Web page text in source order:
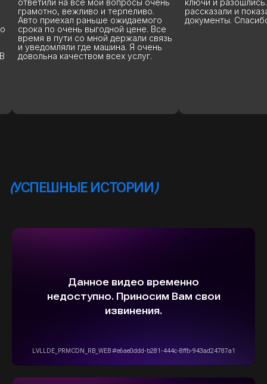
ответили на все мои вопросы очень
грамотно, вежливо и терпеливо.
Авто приехал раньше ожидаемого
срока по очень выгодной цене. Все
время в пути со мной держали связь
и уведомляли где машина. Я очень
довольна качеством всех услуг.
ключи и
рассказали и
документы.